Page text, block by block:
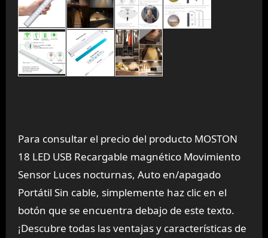
Para consultar el precio del producto MOSTON
18 LED USB Recargable magnético Movimiento
Sensor Luces nocturnas, Auto en/apagado
Portátil Sin cable, simplemente haz clic en el
botón que se encuentra debajo de este texto.
¡Descubre todas las ventajas y características de